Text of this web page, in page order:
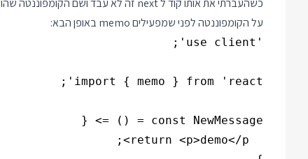
כשהעברתי את אותו קוד ל next זה לא עבד ושם הקומפוננטה שהופיע בכלי הפיתוח היה
על הקומפוננטה לפני שמפעילים memo באופן הבא: